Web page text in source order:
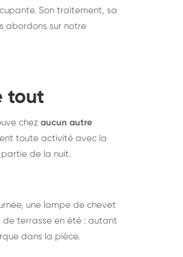
Son traitement, sa
abordons sur notre
tout
chez aucun autre
toute activité avec la
de la nuit.
une lampe de chevet
de terrasse en été : autant
dans la pièce.